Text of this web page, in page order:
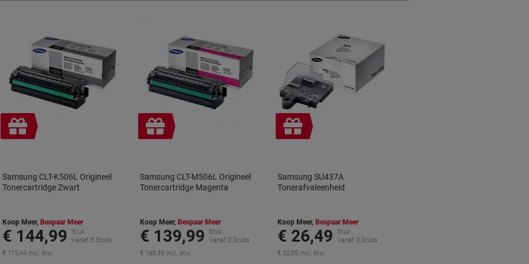
Geschenk
Samsung CLT-K506L Origineel
Tonercartridge Zwart
Koop Meer, Bespaar Meer
€ 144,99
Stuk
Vanaf 3 Stuks
€ 175,44 Incl. btw
Geschenk
Samsung CLT-M506L Origineel
Tonercartridge Magenta
Koop Meer, Bespaar Meer
€ 139,99
Stuk
Vanaf 3 Stuks
€ 169,39 Incl. btw
Geschenk
Samsung SU437A
Tonerafvaleenheid
Koop Meer, Bespaar Meer
€ 26,49
Stuk
Vanaf 3 Stuks
€ 32,05 Incl. btw